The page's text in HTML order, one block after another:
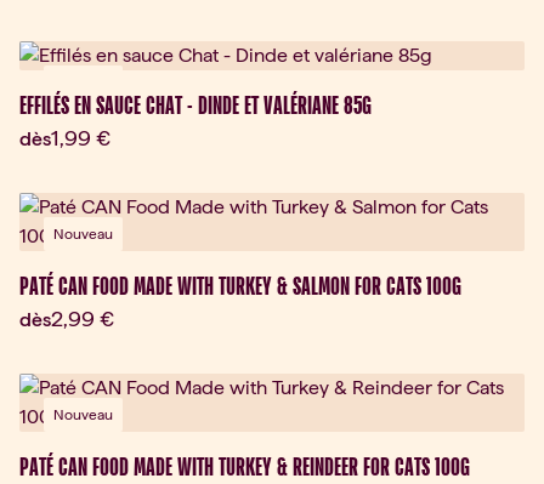
EFFILÉS EN SAUCE CHAT - DINDE ET VALÉRIANE 85G
dèsPrix actuel:
1,99 €
Nouveau
PATÉ CAN FOOD MADE WITH TURKEY & SALMON FOR CATS 100G
dèsPrix actuel:
2,99 €
Nouveau
PATÉ CAN FOOD MADE WITH TURKEY & REINDEER FOR CATS 100G